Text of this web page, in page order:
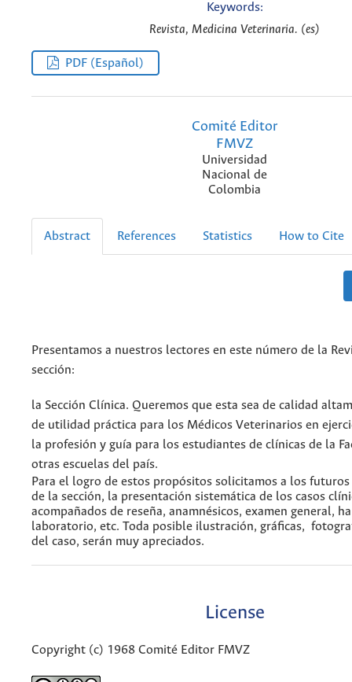
Keywords:
Revista, Medicina Veterinaria. (es)
PDF (Español)
Comité Editor
FMVZ
Universidad
Nacional de
Colombia
Abstract References Statistics How to Cite
Presentamos a nuestros lectores en este número de la
sección:
la Sección Clínica. Queremos que esta sea de calidad
de utilidad práctica para los Médicos Veterinarios en
la profesión y guía para los estudiantes de clínicas de la
otras escuelas del país.
Para el logro de estos propósitos solicitamos a los
de la sección, la presentación sistemática de los casos
acompañados de reseña, anamnésicos, examen general,
laboratorio, etc. Toda posible ilustración, gráficas,
del caso, serán muy apreciados.
License
Copyright (c) 1968 Comité Editor FMVZ